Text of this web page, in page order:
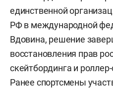
единственной
РФ в международной
Вдовина, решение
восстановления прав
скейтбординга и
Ранее спортсмены